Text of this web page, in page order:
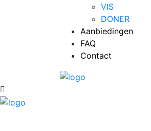
VIS
DONER
Aanbiedingen
FAQ
Contact